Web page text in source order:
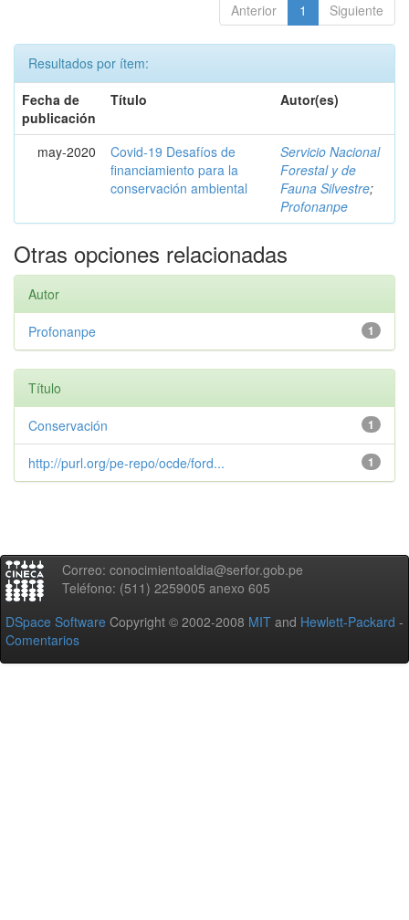
Anterior 1 Siguiente
Resultados por ítem:
Fecha de
publicación
Título Autor(es)
may-2020
Covid-19 Desafíos de
financiamiento para la
conservación ambiental
Servicio Nacional
Forestal y de
Fauna Silvestre;
Profonanpe
Otras opciones relacionadas
Autor
1
Profonanpe
Título
1
Conservación
1
http://purl.org/pe-repo/ocde/ford...
Correo: conocimientoaldia@serfor.gob.pe
Teléfono: (511) 2259005 anexo 605
DSpace Software Copyright © 2002-2008 MIT and Hewlett-Packard -
Comentarios